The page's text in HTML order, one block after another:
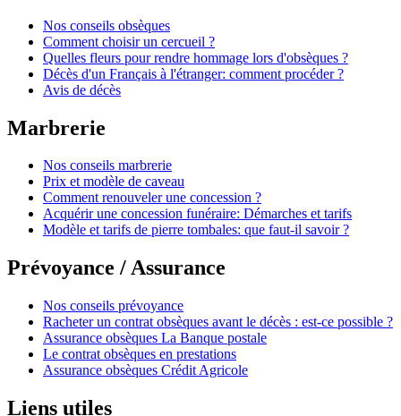
Nos conseils obsèques
Comment choisir un cercueil ?
Quelles fleurs pour rendre hommage lors d'obsèques ?
Décès d'un Français à l'étranger: comment procéder ?
Avis de décès
Marbrerie
Nos conseils marbrerie
Prix et modèle de caveau
Comment renouveler une concession ?
Acquérir une concession funéraire: Démarches et tarifs
Modèle et tarifs de pierre tombales: que faut-il savoir ?
Prévoyance / Assurance
Nos conseils prévoyance
Racheter un contrat obsèques avant le décès : est-ce possible ?
Assurance obsèques La Banque postale
Le contrat obsèques en prestations
Assurance obsèques Crédit Agricole
Liens utiles